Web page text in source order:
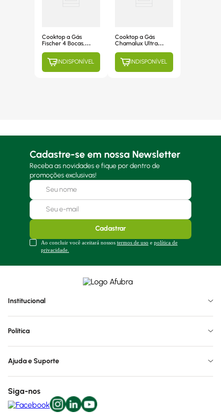
Cooktop a Gás
Fischer 4 Bocas,
Superautomático,
Mesa de Vidro
Branco - 1519-5902
INDISPONÍVEL
Cooktop a Gás
Chamalux Ultra
Acendimento
Automático, Mesa de
Vidro - 612
INDISPONÍVEL
Cadastre-se em nossa Newsletter
Receba as novidades e fique por dentro de
promoções exclusivas!
Cadastrar
Ao concluir você aceitará nossos termos de uso e política de
privacidade.
Institucional
Política
Ajuda e Suporte
Siga-nos